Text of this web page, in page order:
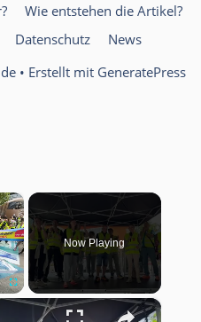
Wie entstehen die Artikel?
Datenschutz
News
• Erstellt mit GeneratePress
×
Fullscreen
Now Playing
×